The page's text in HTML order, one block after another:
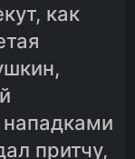
как
притчу,